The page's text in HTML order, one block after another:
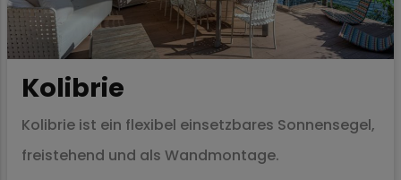
Kolibrie
Kolibrie ist ein flexibel einsetzbares Sonnensegel,
freistehend und als Wandmontage.